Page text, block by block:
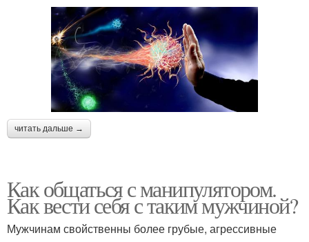
читать дальше →
Как общаться с манипулятором.
Как вести себя с таким мужчиной?
Мужчинам свойственны более грубые, агрессивные